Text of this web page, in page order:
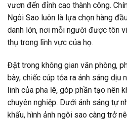
vươn đến đỉnh cao thành công.
Ngôi Sao luôn là lựa chọn hàng
danh lớn, nơi mỗi người được tôn
thụ trong lĩnh vực của họ.
Đặt trong không gian văn phòng,
bày, chiếc cúp tỏa ra ánh sáng dịu
linh của pha lê, góp phần tạo nên
chuyên nghiệp. Dưới ánh sáng tự
khấu, hình ảnh ngôi sao càng trở